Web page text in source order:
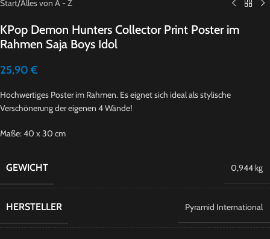
Start/Alles von A - Z
KPop Demon Hunters Collector Print Poster im
Rahmen Saja Boys Idol
25,90 €
Hochwertiges Poster im Rahmen. Es eignet sich ideal als stylische
Verschönerung der eigenen 4 Wände!
Maße: 40 x 30 cm
GEWICHT 0,944 kg
HERSTELLER Pyramid International